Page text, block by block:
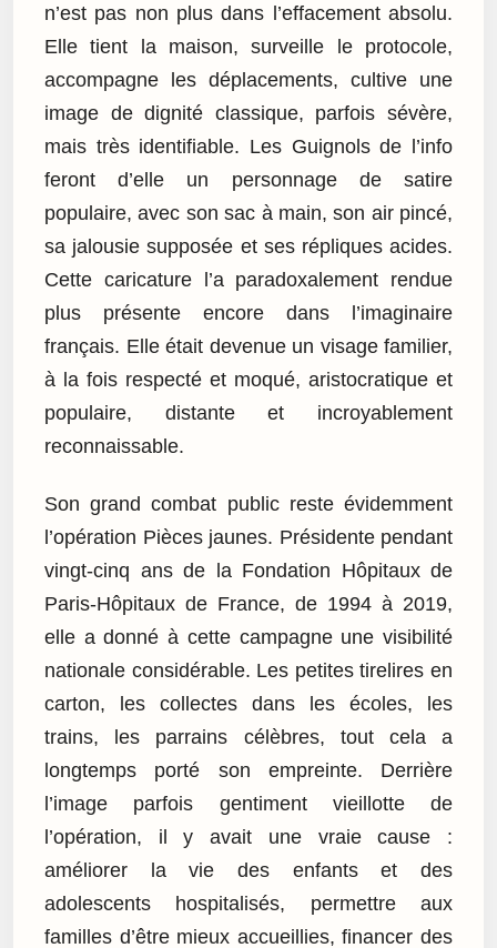
n’est pas non plus dans l’effacement absolu.
Elle tient la maison, surveille le protocole,
accompagne les déplacements, cultive une
image de dignité classique, parfois sévère,
mais très identifiable. Les Guignols de l’info
feront d’elle un personnage de satire
populaire, avec son sac à main, son air pincé,
sa jalousie supposée et ses répliques acides.
Cette caricature l’a paradoxalement rendue
plus présente encore dans l’imaginaire
français. Elle était devenue un visage familier,
à la fois respecté et moqué, aristocratique et
populaire, distante et incroyablement
reconnaissable.
Son grand combat public reste évidemment
l’opération Pièces jaunes. Présidente pendant
vingt-cinq ans de la Fondation Hôpitaux de
Paris-Hôpitaux de France, de 1994 à 2019,
elle a donné à cette campagne une visibilité
nationale considérable. Les petites tirelires en
carton, les collectes dans les écoles, les
trains, les parrains célèbres, tout cela a
longtemps porté son empreinte. Derrière
l’image parfois gentiment vieillotte de
l’opération, il y avait une vraie cause :
améliorer la vie des enfants et des
adolescents hospitalisés, permettre aux
familles d’être mieux accueillies, financer des